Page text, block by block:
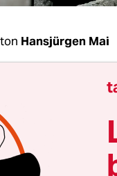
Hansjürgen Mai
der mexikanisch-
Monat wurden
illegal in die
der US-
im August –